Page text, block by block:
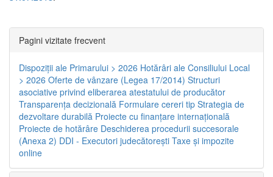
Pagini vizitate frecvent
Dispoziţii ale Primarului > 2026 Hotărâri ale Consiliului Local
> 2026 Oferte de vânzare (Legea 17/2014) Structuri
asociative privind eliberarea atestatului de producător
Transparenţa decizională Formulare cereri tip Strategia de
dezvoltare durabilă Proiecte cu finanţare internaţională
Proiecte de hotărâre Deschiderea procedurii succesorale
(Anexa 2) DDI - Executori judecătorești Taxe şi impozite
online